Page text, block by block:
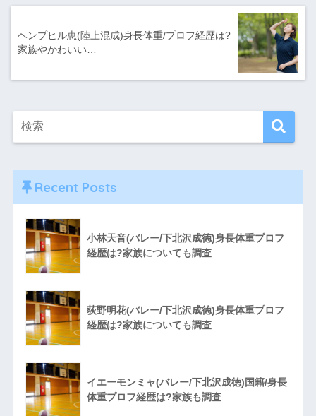
ヘンプヒル恵(陸上混成)身長体重/プロフ経歴は?
家族やかわいい…
Recent Posts
小林天音(バレー/下北沢成徳)身長体重プロフ
経歴は?家族についても調査
荻野明花(バレー/下北沢成徳)身長体重プロフ
経歴は?家族についても調査
イエーモンミャ(バレー/下北沢成徳)国籍/身長
体重プロフ経歴は?家族も調査